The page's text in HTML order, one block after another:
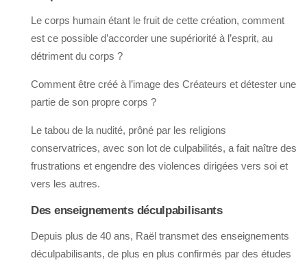
Le corps humain étant le fruit de cette création, comment
est ce possible d’accorder une supériorité à l’esprit, au
détriment du corps ?
Comment être créé à l’image des Créateurs et détester une
partie de son propre corps ?
Le tabou de la nudité, prôné par les religions
conservatrices, avec son lot de culpabilités, a fait naître des
frustrations et engendre des violences dirigées vers soi et
vers les autres.
Des enseignements déculpabilisants
Depuis plus de 40 ans, Raël transmet des enseignements
déculpabilisants, de plus en plus confirmés par des études